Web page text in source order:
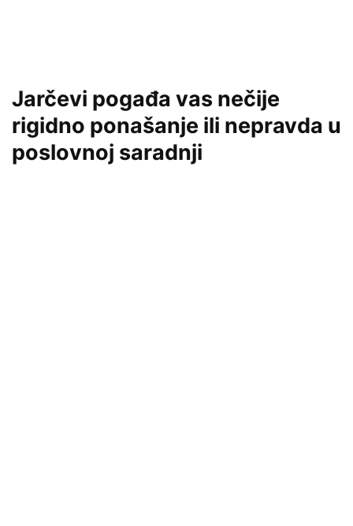
Jarčevi pogađa vas nečije
rigidno ponašanje ili nepravda u
poslovnoj saradnji